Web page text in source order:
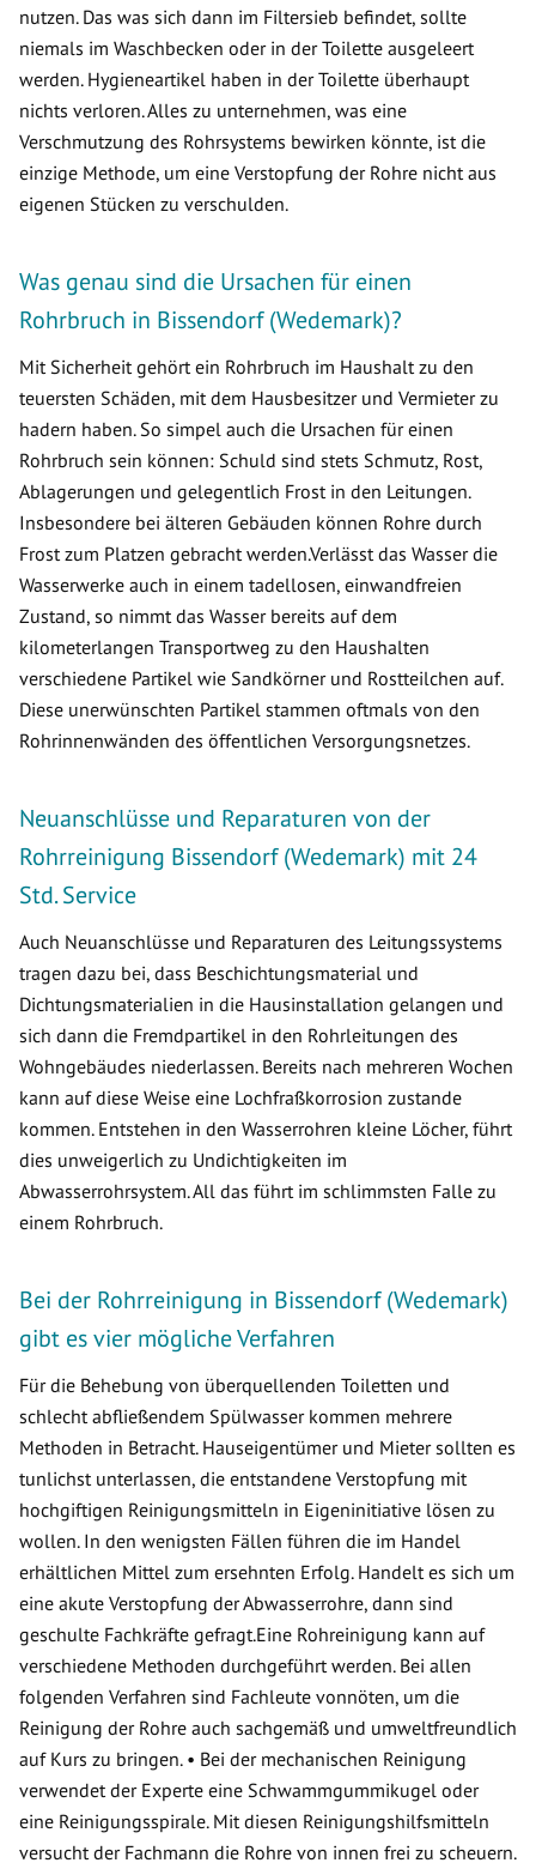
nutzen. Das was sich dann im Filtersieb befindet, sollte
niemals im Waschbecken oder in der Toilette ausgeleert
werden. Hygieneartikel haben in der Toilette überhaupt
nichts verloren. Alles zu unternehmen, was eine
Verschmutzung des Rohrsystems bewirken könnte, ist die
einzige Methode, um eine Verstopfung der Rohre nicht aus
eigenen Stücken zu verschulden.
Was genau sind die Ursachen für einen
Rohrbruch in Bissendorf (Wedemark)?
Mit Sicherheit gehört ein Rohrbruch im Haushalt zu den
teuersten Schäden, mit dem Hausbesitzer und Vermieter zu
hadern haben. So simpel auch die Ursachen für einen
Rohrbruch sein können: Schuld sind stets Schmutz, Rost,
Ablagerungen und gelegentlich Frost in den Leitungen.
Insbesondere bei älteren Gebäuden können Rohre durch
Frost zum Platzen gebracht werden.Verlässt das Wasser die
Wasserwerke auch in einem tadellosen, einwandfreien
Zustand, so nimmt das Wasser bereits auf dem
kilometerlangen Transportweg zu den Haushalten
verschiedene Partikel wie Sandkörner und Rostteilchen auf.
Diese unerwünschten Partikel stammen oftmals von den
Rohrinnenwänden des öffentlichen Versorgungsnetzes.
Neuanschlüsse und Reparaturen von der
Rohrreinigung Bissendorf (Wedemark) mit 24
Std. Service
Auch Neuanschlüsse und Reparaturen des Leitungssystems
tragen dazu bei, dass Beschichtungsmaterial und
Dichtungsmaterialien in die Hausinstallation gelangen und
sich dann die Fremdpartikel in den Rohrleitungen des
Wohngebäudes niederlassen. Bereits nach mehreren Wochen
kann auf diese Weise eine Lochfraßkorrosion zustande
kommen. Entstehen in den Wasserrohren kleine Löcher, führt
dies unweigerlich zu Undichtigkeiten im
Abwasserrohrsystem. All das führt im schlimmsten Falle zu
einem Rohrbruch.
Bei der Rohrreinigung in Bissendorf (Wedemark)
gibt es vier mögliche Verfahren
Für die Behebung von überquellenden Toiletten und
schlecht abfließendem Spülwasser kommen mehrere
Methoden in Betracht. Hauseigentümer und Mieter sollten es
tunlichst unterlassen, die entstandene Verstopfung mit
hochgiftigen Reinigungsmitteln in Eigeninitiative lösen zu
wollen. In den wenigsten Fällen führen die im Handel
erhältlichen Mittel zum ersehnten Erfolg. Handelt es sich um
eine akute Verstopfung der Abwasserrohre, dann sind
geschulte Fachkräfte gefragt.Eine Rohreinigung kann auf
verschiedene Methoden durchgeführt werden. Bei allen
folgenden Verfahren sind Fachleute vonnöten, um die
Reinigung der Rohre auch sachgemäß und umweltfreundlich
auf Kurs zu bringen. • Bei der mechanischen Reinigung
verwendet der Experte eine Schwammgummikugel oder
eine Reinigungsspirale. Mit diesen Reinigungshilfsmitteln
versucht der Fachmann die Rohre von innen frei zu scheuern.